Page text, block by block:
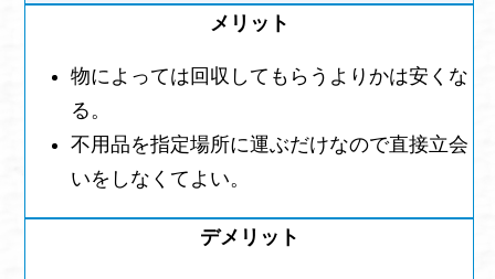
物によっては回収してもらうよりかは安くな
る。
不用品を指定場所に運ぶだけなので直接立会
いをしなくてよい。